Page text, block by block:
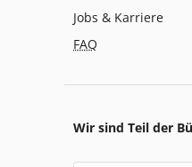
Jobs & Karriere
FAQ
Wir sind Teil der